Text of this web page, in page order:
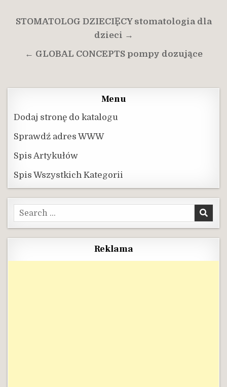
Nawigacja
STOMATOLOG DZIECIĘCY stomatologia dla
dzieci →
← GLOBAL CONCEPTS pompy dozujące
Menu
Dodaj stronę do katalogu
Sprawdź adres WWW
Spis Artykułów
Spis Wszystkich Kategorii
Search
for:
Reklama